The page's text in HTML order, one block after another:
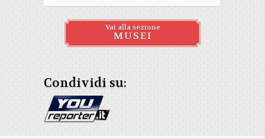
Vai alla sezione
MUSEI
Condividi su: